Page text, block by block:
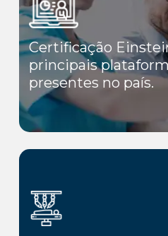
Certificação
principais
presentes no país.